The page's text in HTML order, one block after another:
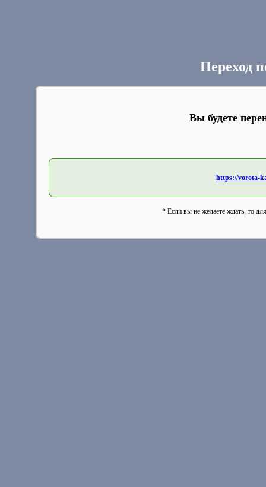
Переход
Вы будете
https://vorota-
* Если вы не желаете ждать, то